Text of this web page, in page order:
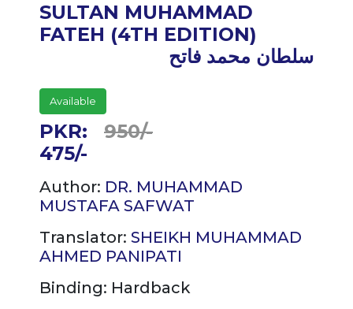
SULTAN MUHAMMAD
FATEH (4TH EDITION)
سلطان محمد فاتح
Available
PKR: 950/-
475/-
Author: DR. MUHAMMAD
MUSTAFA SAFWAT
Translator: SHEIKH MUHAMMAD
AHMED PANIPATI
Binding: Hardback